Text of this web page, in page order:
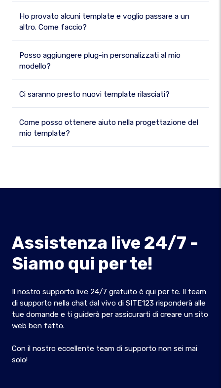
Ho provato alcuni template e voglio passare a un
altro. Come faccio?
Posso aggiungere plug-in personalizzati al mio
modello?
Ci saranno presto nuovi template rilasciati?
Come posso ottenere aiuto nella progettazione del
mio template?
Assistenza live 24/7 -
Siamo qui per te!
Il nostro supporto live 24/7 gratuito è qui per te. Il team
di supporto nella chat dal vivo di SITE123 risponderà alle
tue domande e ti guiderà per assicurarti di creare un sito
web ben fatto.
Con il nostro eccellente team di supporto non sei mai
solo!